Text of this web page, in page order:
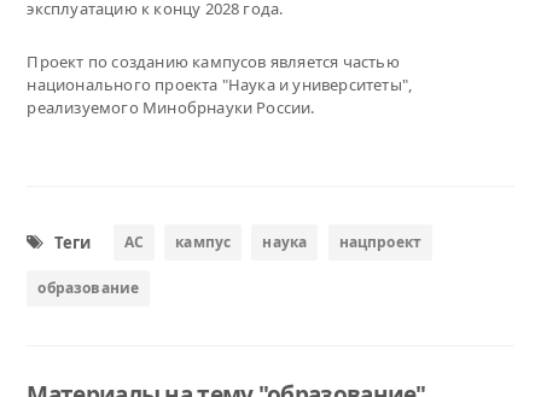
эксплуатацию к концу 2028 года.
Проект по созданию кампусов является частью
национального проекта "Наука и университеты",
реализуемого Минобрнауки России.
Теги АС кампус наука нацпроект
образование